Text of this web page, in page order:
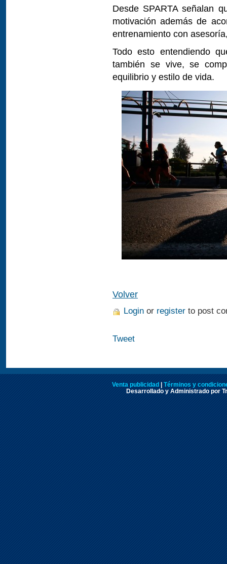
Desde SPARTA señalan
motivación además de
entrenamiento con
Todo esto entendiendo
también se vive, se
equilibrio y estilo de vida.
Volver
Login or register to post
Tweet
Venta publicidad | Términos y
Desarrollado y Administrado por